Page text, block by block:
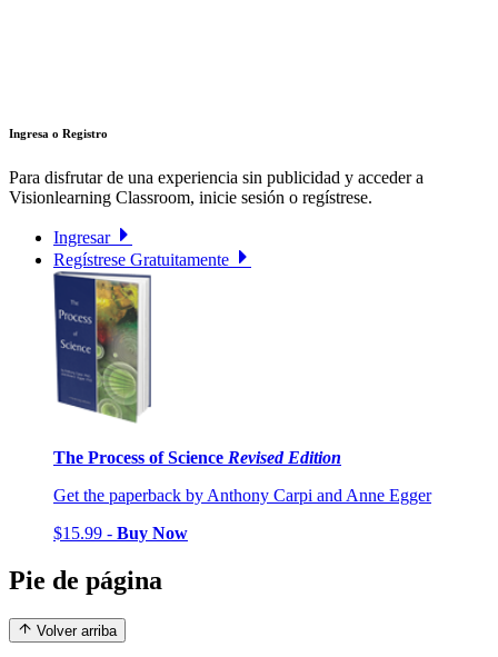
Ingresa o Registro
Para disfrutar de una experiencia sin publicidad y acceder a
Visionlearning Classroom, inicie sesión o regístrese.
Ingresar
Regístrese Gratuitamente
The Process of Science Revised Edition
Get the paperback by Anthony Carpi and Anne Egger
$15.99 - Buy Now
Pie de página
Volver arriba